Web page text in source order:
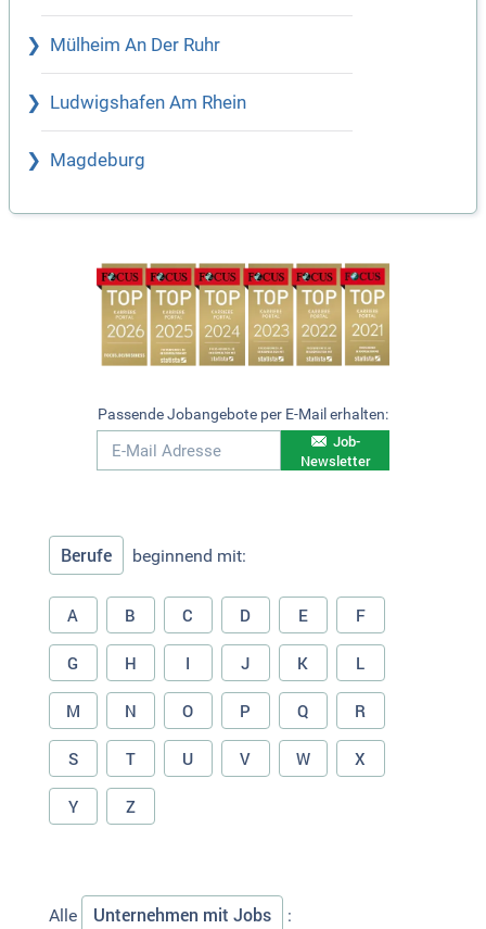
Mülheim An Der Ruhr
Ludwigshafen Am Rhein
Magdeburg
Passende Jobangebote per E-Mail erhalten:
Job-
Newsletter
Berufe beginnend mit:
A B C D E F
G H I J K L
M N O P Q R
S T U V W X
Y Z
Alle Unternehmen mit Jobs :